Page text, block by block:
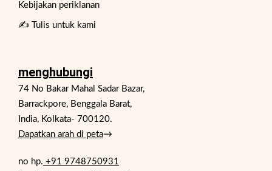
Kebijakan periklanan
✍️ Tulis untuk kami
menghubungi
74 No Bakar Mahal Sadar Bazar,
Barrackpore, Benggala Barat,
India, Kolkata- 700120.
Dapatkan arah di peta→
no hp. +91 9748750931